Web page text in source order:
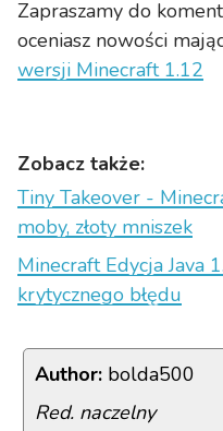
Zapraszamy do
oceniasz nowości
wersji Minecraft 1.12
Zobacz także:
Tiny Takeover -
moby, złoty mniszek
Minecraft Edycja Java
krytycznego błędu
Author: bolda500
Red. naczelny